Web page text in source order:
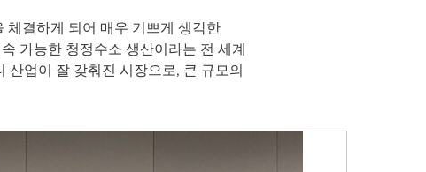
체결하게 되어 매우 기쁘게 생각한
가능한 청정수소 생산이라는 전 세계
산업이 잘 갖춰진 시장으로, 큰 규모의